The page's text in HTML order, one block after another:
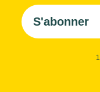
S'abonner